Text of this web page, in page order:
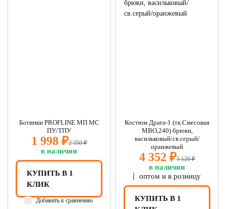
Ботинки PROFLINE МП МС
ПУ/ТПУ
1 998 ₽2 350 ₽
в наличии
КУПИТЬ В 1
КЛИК
Добавить к сравнению
Костюм Драга-1 (тк.Смесовая
МВО,240) брюки,
васильковый/св.серый/
оранжевый
4 352 ₽5 120 ₽
в наличии
оптом и в розницу
КУПИТЬ В 1